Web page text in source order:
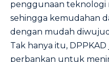
penggunaan teknologi
sehingga kemudahan
dengan mudah
Tak hanya itu,
perbankan untuk